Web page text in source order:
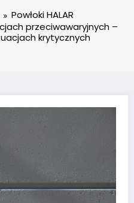
Powłoki HALAR
przeciwawaryjnych –
krytycznych